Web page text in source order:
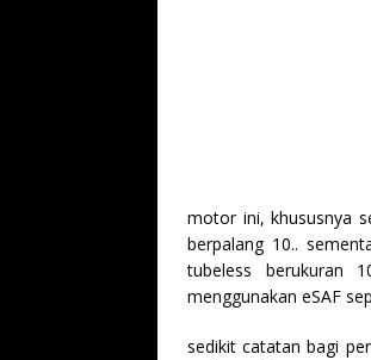
motor ini, khususnya
berpalang 10..
tubeless berukuran
menggunakan eSAF
sedikit catatan bagi